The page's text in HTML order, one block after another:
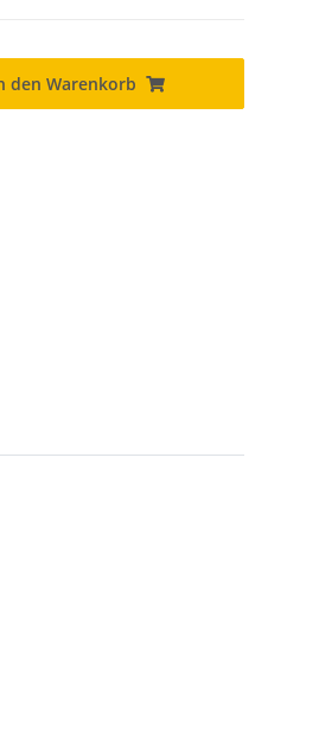
den Warenkorb